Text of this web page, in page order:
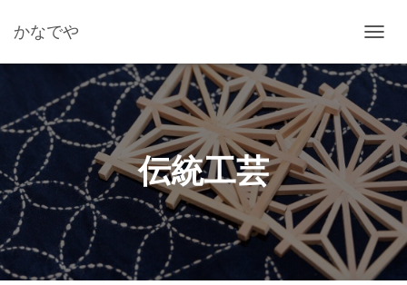
かなでや
ビ
ゲ
ー
シ
ョ
ン
を
切
り
替
え
伝統工芸